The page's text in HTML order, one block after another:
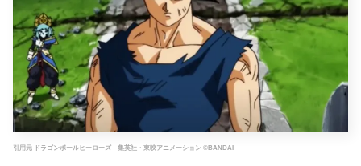
引用元 ドラゴンボールヒーローズ 集英社・東映アニメーション ©BANDAI